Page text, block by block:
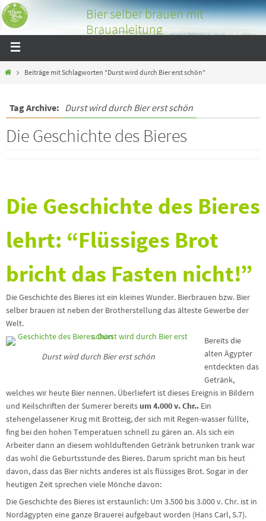
Bier selber brauen mit
Brauanleitung
Beiträge mit Schlagworten "Durst wird durch Bier erst schön"
Tag Archive: Durst wird durch Bier erst schön
Die Geschichte des Bieres
Die Geschichte des Bieres
lehrt: “Flüssiges Brot
bricht das Fasten nicht!”
Die Geschichte des Bieres ist ein kleines Wunder. Bierbrauen bzw. Bier
selber brauen ist neben der Brotherstellung das älteste Gewerbe der
Welt.
Durst wird durch Bier erst schön
Bereits die
alten Ägypter
entdeckten das
Getränk,
welches wir heute Bier nennen. Überliefert ist dieses Ereignis in Bildern
und Keilschriften der Sumerer bereitsum 4.000 v. Chr.. Ein
stehengelassener Krug mit Brotteig, der sich mit Regen-wasser füllte,
fing bei den hohen Temperatuen schnell zu gären an. Als sich ein
Arbeiter dann an diesem wohlduftenden Getränk betrunken trank war
das wohl die Geburtsstunde des Bieres. Darum spricht man bis heut
davon, dass das Bier nichts anderes ist als flüssiges Brot. Sogar in der
heutigen Zeit sprechen viele Mönche davon:
Die Geschichte des Bieres ist erstaunlich: Um 3.500 bis 3.000 v. Chr. ist in
Nordägypten eine ganze Brauerei aufgebaut worden (Hans Carl, S.7).